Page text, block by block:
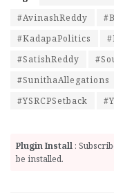
#AvinashReddy
#KadapaPolitics
#SatishReddy
#SunithaAllegations
#YSRCPSetback
Plugin Install :
be installed.